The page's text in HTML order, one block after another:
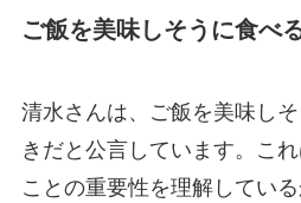
ご飯を美味しそうに食べ
清水さんは、ご飯を美味し
きだと公言しています。こ
ことの重要性を理解してい